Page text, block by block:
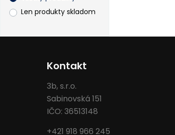
Len produkty skladom
Kontakt
3b, s.r.o.
Sabinovská 151
IČO: 36513148
+421 918 966 245